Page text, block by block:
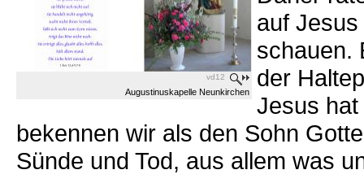
vd12
Augustinuskapelle Neunkirchen
auf
schauen.
der
Jesus
bekennen wir als den Sohn
Sünde und Tod, aus allem was